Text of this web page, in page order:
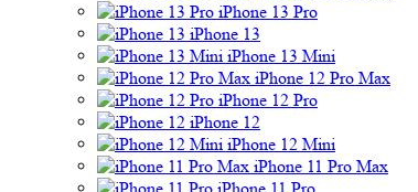
iPhone 13 Pro
iPhone 13
iPhone 13 Mini
iPhone 12 Pro Max
iPhone 12 Pro
iPhone 12
iPhone 12 Mini
iPhone 11 Pro Max